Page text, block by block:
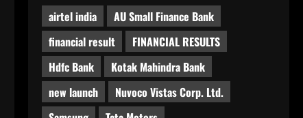
airtel india
AU Small Finance Bank
financial result
FINANCIAL RESULTS
Hdfc Bank
Kotak Mahindra Bank
new launch
Nuvoco Vistas Corp. Ltd.